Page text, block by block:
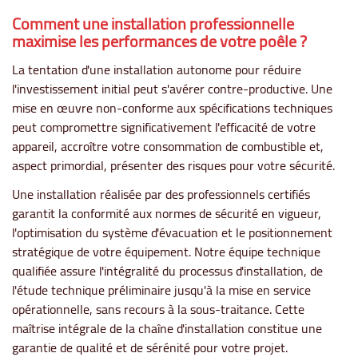
Comment une installation professionnelle
maximise les performances de votre poêle ?
La tentation d'une installation autonome pour réduire
l'investissement initial peut s'avérer contre-productive. Une
mise en œuvre non-conforme aux spécifications techniques
peut compromettre significativement l'efficacité de votre
appareil, accroître votre consommation de combustible et,
aspect primordial, présenter des risques pour votre sécurité.
Une installation réalisée par des professionnels certifiés
garantit la conformité aux normes de sécurité en vigueur,
l'optimisation du système d'évacuation et le positionnement
stratégique de votre équipement. Notre équipe technique
qualifiée assure l'intégralité du processus d'installation, de
l'étude technique préliminaire jusqu'à la mise en service
opérationnelle, sans recours à la sous-traitance. Cette
maîtrise intégrale de la chaîne d'installation constitue une
garantie de qualité et de sérénité pour votre projet.